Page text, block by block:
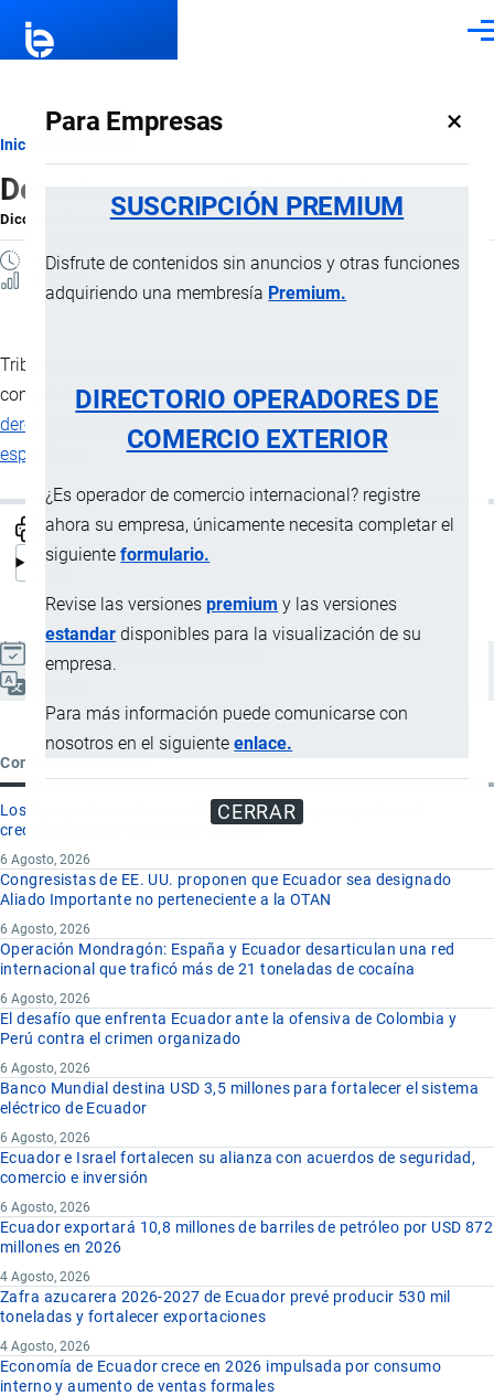
Para Empresas ×
SUSCRIPCIÓN PREMIUM
Disfrute de contenidos sin anuncios y otras funciones
adquiriendo una membresía Premium.
DIRECTORIO OPERADORES DE
COMERCIO EXTERIOR
¿Es operador de comercio internacional? registre
ahora su empresa, únicamente necesita completar el
siguienteformulario.
Revise las versionespremium y las versiones
estandar disponibles para la visualización de su
empresa.
Para más información puede comunicarse con
nosotros en el siguienteenlace.
CERRAR
Ruta
de
navegación
Inicio
Derechos arancelarios mixtos
Diccionario porImportaciones …, 8 Septiembre, 2024
1 MINUTO
Tributos al
competente, consistente en la aplicación en conjunto de
derechos arancelarios Ad Valorem yderechos arancelarios
específicos
Contenido reciente
Los 8 proyectos mineros más importantes que impulsan el
crecimiento de la minería en Ecuador
6 Agosto, 2026
Congresistas de EE. UU. proponen que Ecuador sea designado
Aliado Importante no perteneciente a la OTAN
6 Agosto, 2026
Operación Mondragón: España y Ecuador desarticulan una red
internacional que traficó más de 21 toneladas de cocaína
6 Agosto, 2026
El desafío que enfrenta Ecuador ante la ofensiva de Colombia y
Perú contra el crimen organizado
6 Agosto, 2026
Banco Mundial destina USD 3,5 millones para fortalecer el sistema
eléctrico de Ecuador
6 Agosto, 2026
Ecuador e Israel fortalecen su alianza con acuerdos de seguridad,
comercio e inversión
6 Agosto, 2026
Ecuador exportará 10,8 millones de barriles de petróleo por USD 872
millones en 2026
4 Agosto, 2026
Zafra azucarera 2026-2027 de Ecuador prevé producir 530 mil
toneladas y fortalecer exportaciones
4 Agosto, 2026
Economía de Ecuador crece en 2026 impulsada por consumo
interno y aumento de ventas formales